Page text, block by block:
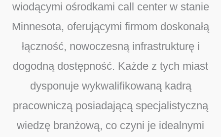
wiodącymi ośrodkami call center w stanie
Minnesota, oferującymi firmom doskonałą
łączność, nowoczesną infrastrukturę i
dogodną dostępność. Każde z tych miast
dysponuje wykwalifikowaną kadrą
pracowniczą posiadającą specjalistyczną
wiedzę branżową, co czyni je idealnymi